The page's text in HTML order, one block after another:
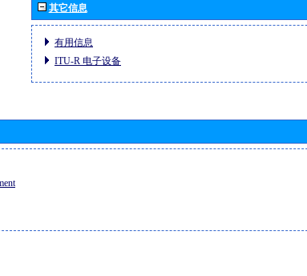
其它信息
有用信息
ITU-R 电子设备